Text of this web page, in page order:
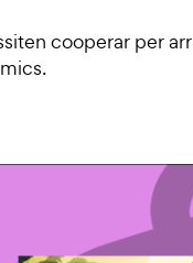
cooperar per